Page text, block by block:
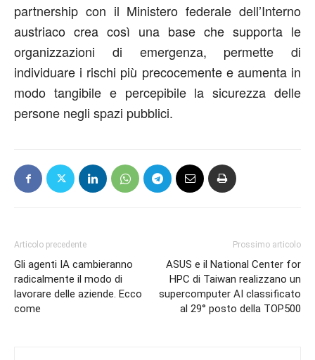
partnership con il Ministero federale dell’Interno
austriaco crea così una base che supporta le
organizzazioni di emergenza, permette di
individuare i rischi più precocemente e aumenta in
modo tangibile e percepibile la sicurezza delle
persone negli spazi pubblici.
Articolo precedente
Gli agenti IA cambieranno
radicalmente il modo di
lavorare delle aziende. Ecco
come
Prossimo articolo
ASUS e il National Center for
HPC di Taiwan realizzano un
supercomputer AI classificato
al 29° posto della TOP500